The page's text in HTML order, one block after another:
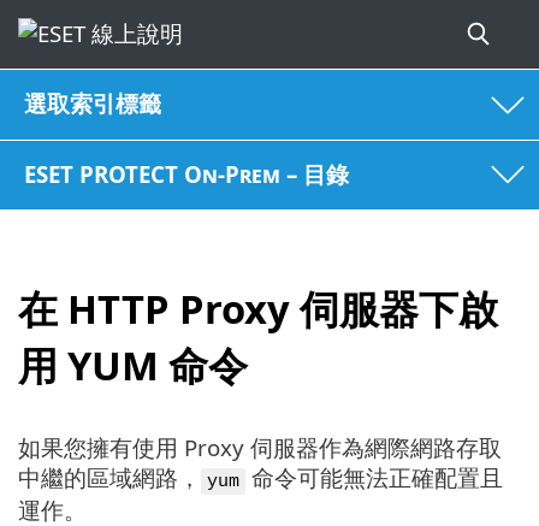
選取索引標籤
ESET PROTECT On-Prem – 目錄
在 HTTP Proxy 伺服器下啟
用 YUM 命令
如果您擁有使用 Proxy 伺服器作為網際網路存取
中繼的區域網路，
yum
命令可能無法正確配置且
運作。